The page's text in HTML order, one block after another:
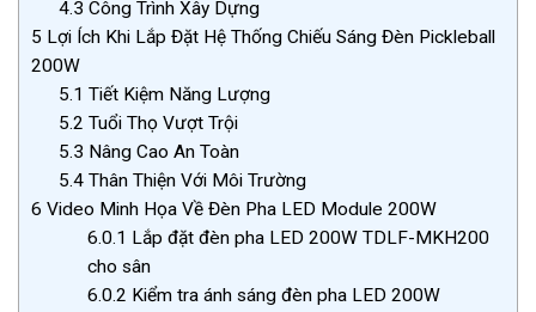
4.3 Công Trình Xây Dựng
5 Lợi Ích Khi Lắp Đặt Hệ Thống Chiếu Sáng Đèn Pickleball
200W
5.1 Tiết Kiệm Năng Lượng
5.2 Tuổi Thọ Vượt Trội
5.3 Nâng Cao An Toàn
5.4 Thân Thiện Với Môi Trường
6 Video Minh Họa Về Đèn Pha LED Module 200W
6.0.1 Lắp đặt đèn pha LED 200W TDLF-MKH200
cho sân
6.0.2 Kiểm tra ánh sáng đèn pha LED 200W